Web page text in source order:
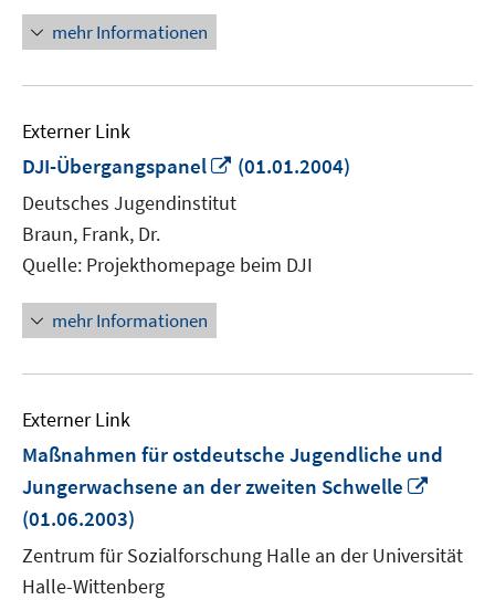
mehr Informationen
Externer Link
DJI-Übergangspanel
In
Fenster
(01.01.2004)
Deutsches Jugendinstitut
Braun, Frank, Dr.
Quelle: Projekthomepage beim DJI
mehr Informationen
Externer Link
Maßnahmen für ostdeutsche Jugendliche und
Jungerwachsene an der zweiten Schwelle
öffnen
(01.06.2003)
Zentrum für Sozialforschung Halle an der Universität
Halle-Wittenberg